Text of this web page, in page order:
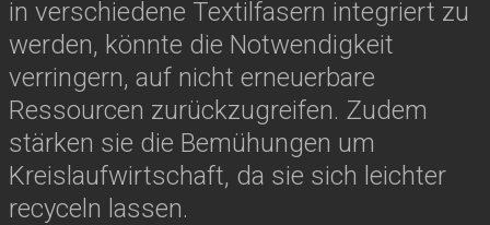
in verschiedene Textilfasern integriert zu
werden, könnte die Notwendigkeit
verringern, auf nicht erneuerbare
Ressourcen zurückzugreifen. Zudem
stärken sie die Bemühungen um
Kreislaufwirtschaft, da sie sich leichter
recyceln lassen.